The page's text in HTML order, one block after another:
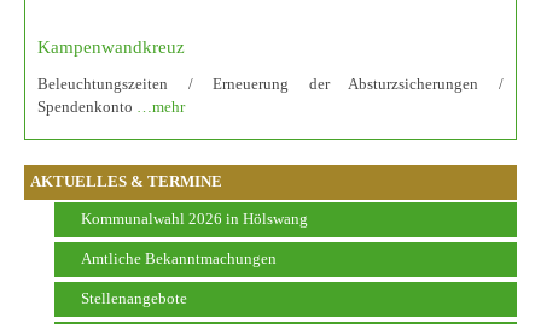
AKTUELLES & TERMINE
Kommunalwahl 2026 in Hölswang
Amtliche Bekanntmachungen
Stellenangebote
Kampenwandkreuz
Beleuchtungszeiten / Erneuerung der Absturzsicherungen /
Spendenkonto …mehr